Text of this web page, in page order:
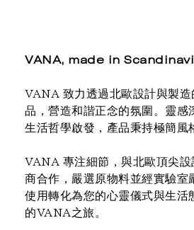
VANA, made in
VANA 致力透過北歐設計與製造
品，營造和諧正念的氛圍。靈感
生活哲學啟發，產品秉持極簡風
VANA 專注細節，與北歐頂尖
商合作，嚴選原物料並經實驗室
使用轉化為您的心靈儀式與生活
的VANA之旅。